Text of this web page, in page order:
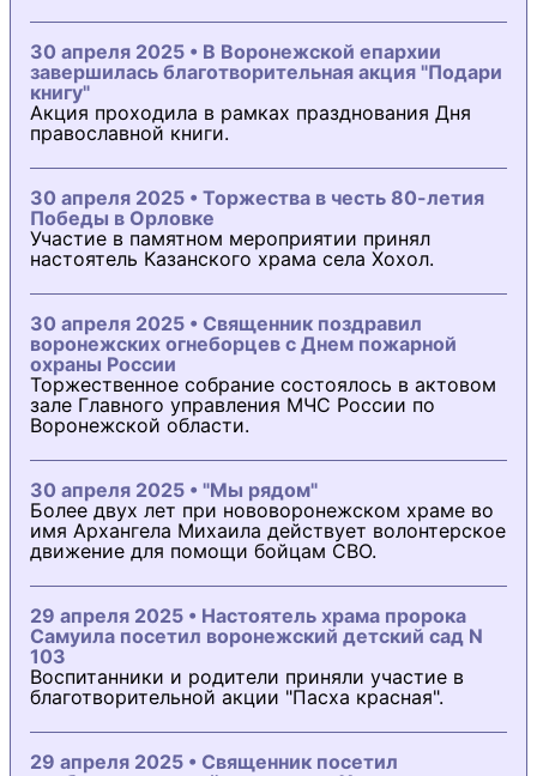
30 апреля 2025 • В Воронежской епархии
завершилась благотворительная акция "Подари
книгу"
Акция проходила в рамках празднования Дня
православной книги.
30 апреля 2025 • Торжества в честь 80-летия
Победы в Орловке
Участие в памятном мероприятии принял
настоятель Казанского храма села Хохол.
30 апреля 2025 • Священник поздравил
воронежских огнеборцев с Днем пожарной
охраны России
Торжественное собрание состоялось в актовом
зале Главного управления МЧС России по
Воронежской области.
30 апреля 2025 • "Мы рядом"
Более двух лет при нововоронежском храме во
имя Архангела Михаила действует волонтерское
движение для помощи бойцам СВО.
29 апреля 2025 • Настоятель храма пророка
Самуила посетил воронежский детский сад N
103
Воспитанники и родители приняли участие в
благотворительной акции "Пасха красная".
29 апреля 2025 • Священник посетил